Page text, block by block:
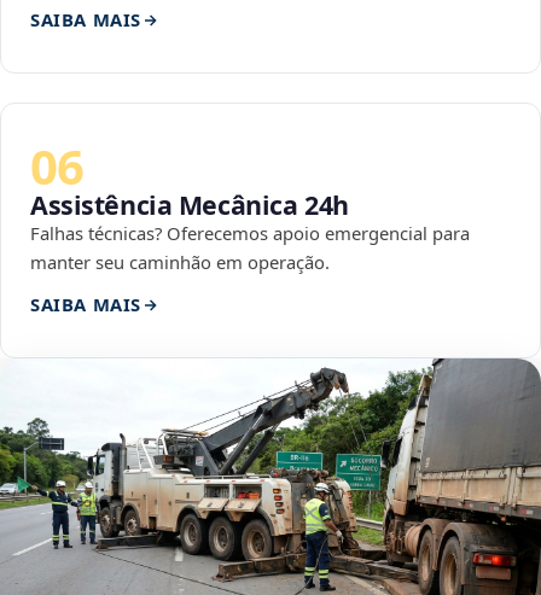
SAIBA MAIS
06
Assistência Mecânica 24h
Falhas técnicas? Oferecemos apoio emergencial para
manter seu caminhão em operação.
SAIBA MAIS